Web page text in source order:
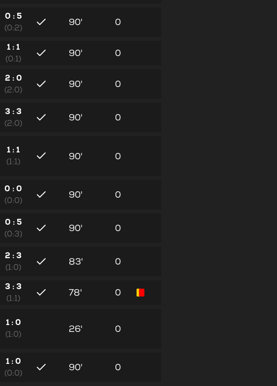
0 : 5
(0:2)
90' 0
1 : 1
(0:1)
90' 0
2 : 0
(2:0)
90' 0
3 : 3
(2:0)
90' 0
1 : 1
(1:1)
90' 0
0 : 0
(0:0)
90' 0
0 : 5
(0:3)
90' 0
2 : 3
(1:0)
83' 0
3 : 3
(1:1)
78' 0
1 : 0
(1:0)
26' 0
1 : 0
(0:0)
90' 0